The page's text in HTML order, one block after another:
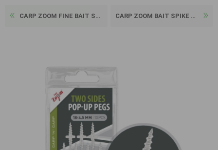
CARP ZOOM FINE BAIT SPIKE -... CARP ZOOM BAIT SPIKE WITH S...